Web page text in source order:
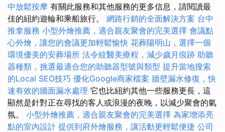
中放鬆按摩 有關此服務和其他服務的更多信息，請閱讀最
佳的紐約遊輪和乘船旅行。 網路行銷的全面解決方案 台中
推拿服務 小型外燴推薦，適合親友聚會的完美選擇 會議點
心外燴，讓您的會議更加輕鬆愉快 花葬陽明山，選擇一個
環境優美的安葬場所 法令紋醫美療程，減少歲月痕跡 助聽
器種類，挑選最適合您的助聽器型號與類型 提升當地搜索
的Local SEO技巧 優化Google商家檔案 牆壁漏水修復，快
速有效的牆面漏水處理 它也比紐約其他一些服務更長，這
顯然是針對正在尋找的客人或浪漫的夜晚，以減少聚會的氣
氛。 小型外燴推薦，適合親友聚會的完美選擇 為家增添亮
點的室內設計 提供到府外燴服務，讓活動更輕鬆便捷 公司